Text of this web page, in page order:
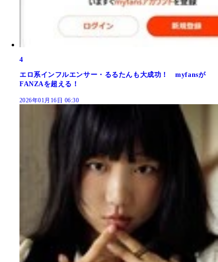
4
エロ系インフルエンサー・るるたんも大成功！ myfansが
FANZAを超える！
2026年01月16日 06:30